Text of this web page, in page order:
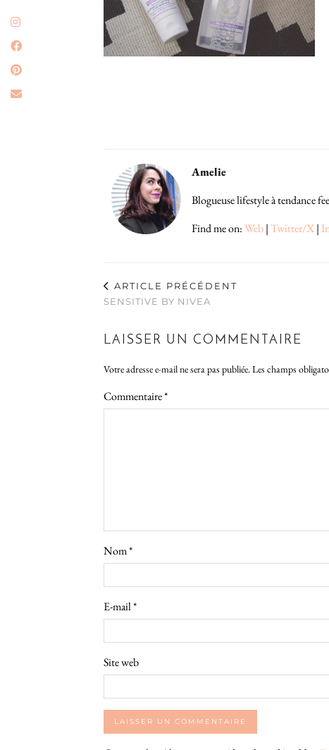
Amelie
Blogueuse lifestyle à tendance
Find me on:Web|Twitter/X|
ARTICLE PRÉCÉDENT
SENSITIVE BY NIVEA
LAISSER UN COMMENTAIRE
Votre adresse e-mail ne sera pas publiée.Les champs
Commentaire*
Nom*
E-mail*
Site web